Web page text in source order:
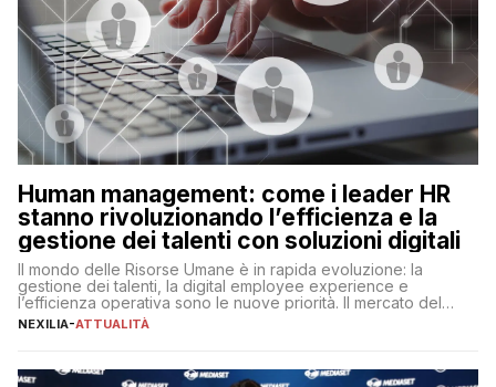
Human management: come i leader HR
stanno rivoluzionando l’efficienza e la
gestione dei talenti con soluzioni digitali
Il mondo delle Risorse Umane è in rapida evoluzione: la
gestione dei talenti, la digital employee experience e
l’efficienza operativa sono le nuove priorità. Il mercato del
lavoro, d’altra parte, è sempre più competitivo con una lotta
NEXILIA-ATTUALITÀ